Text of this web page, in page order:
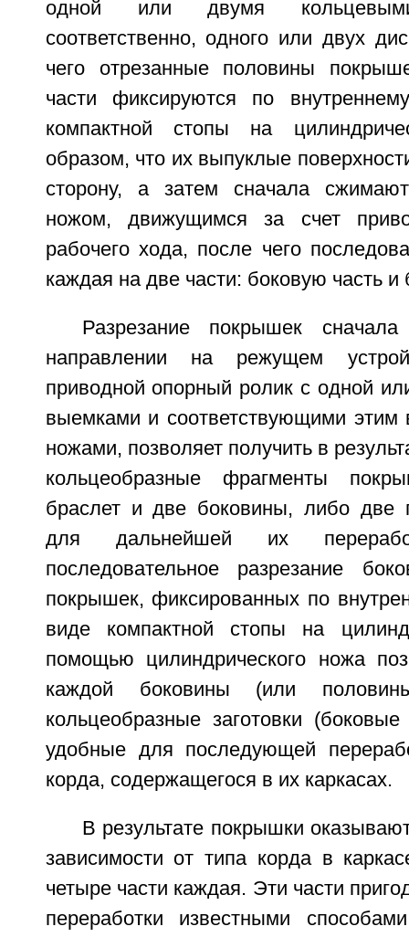
одной или двумя
соответственно, одного или двух
чего отрезанные половины
части фиксируются по
компактной стопы на
образом, что их выпуклые
сторону, а затем сначала
ножом, движущимся за счет
рабочего хода, после чего
каждая на две части: боковую часть и
Разрезание покрышек
направлении на режущем
приводной опорный ролик с одной
выемками и соответствующими
ножами, позволяет получить в
кольцеобразные фрагменты
браслет и две боковины, либо две
для дальнейшей их
последовательное разрезание
покрышек, фиксированных по
виде компактной стопы на
помощью цилиндрического ножа
каждой боковины (или
кольцеобразные заготовки
удобные для последующей
корда, содержащегося в их каркасах.
В результате покрышки
зависимости от типа корда в
четыре части каждая. Эти части
переработки известными